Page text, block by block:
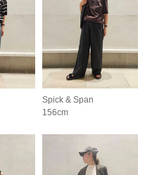
Spick & Span
156cm